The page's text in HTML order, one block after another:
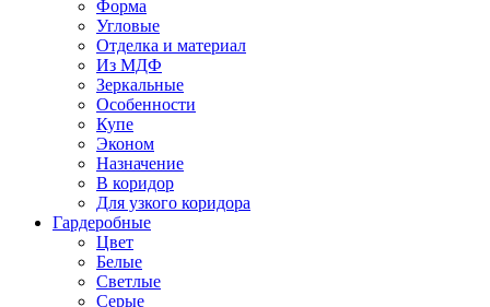
Форма
Угловые
Отделка и материал
Из МДФ
Зеркальные
Особенности
Купе
Эконом
Назначение
В коридор
Для узкого коридора
Гардеробные
Цвет
Белые
Светлые
Серые